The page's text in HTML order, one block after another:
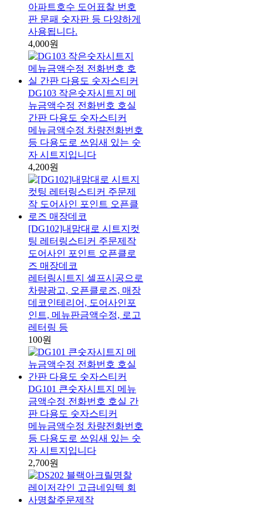
아파트호수 도어표찰 번호
판 문패 숫자판 등 다양하게
사용됩니다.
4,000원
DG103 작은숫자시트지 메
뉴금액수정 전화번호 호실
간판 다용도 숫자스티커
메뉴금액수정 차량전화번호
등 다용도로 쓰임새 있는 숫
자 시트지입니다
4,200원
[DG102]내맘대로 시트지컷
팅 레터링스티커 주문제작
도어사인 포인트 오픈클로
즈 매장데코
레터링시트지 셀프시공으로
차량광고, 오픈클로즈, 매장
데코인테리어, 도어사인포
인트, 메뉴판금액수정, 로고
레터링 등
100원
DG101 큰숫자시트지 메뉴
금액수정 전화번호 호실 간
판 다용도 숫자스티커
메뉴금액수정 차량전화번호
등 다용도로 쓰임새 있는 숫
자 시트지입니다
2,700원